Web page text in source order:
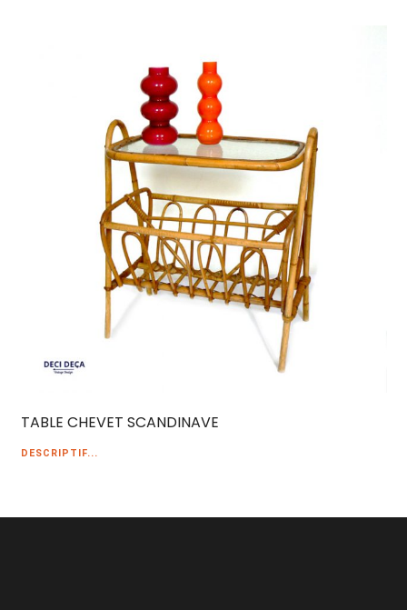
TABLE CHEVET SCANDINAVE
DESCRIPTIF...